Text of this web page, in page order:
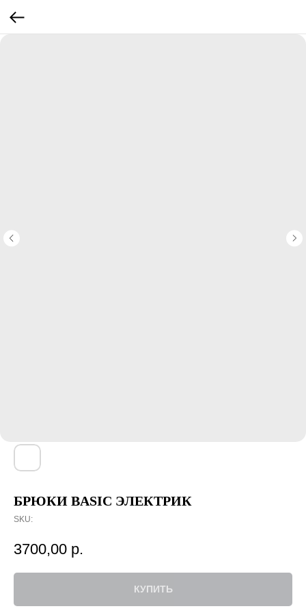
БРЮКИ BASIC ЭЛЕКТРИК
SKU:
3700,00 р.
КУПИТЬ